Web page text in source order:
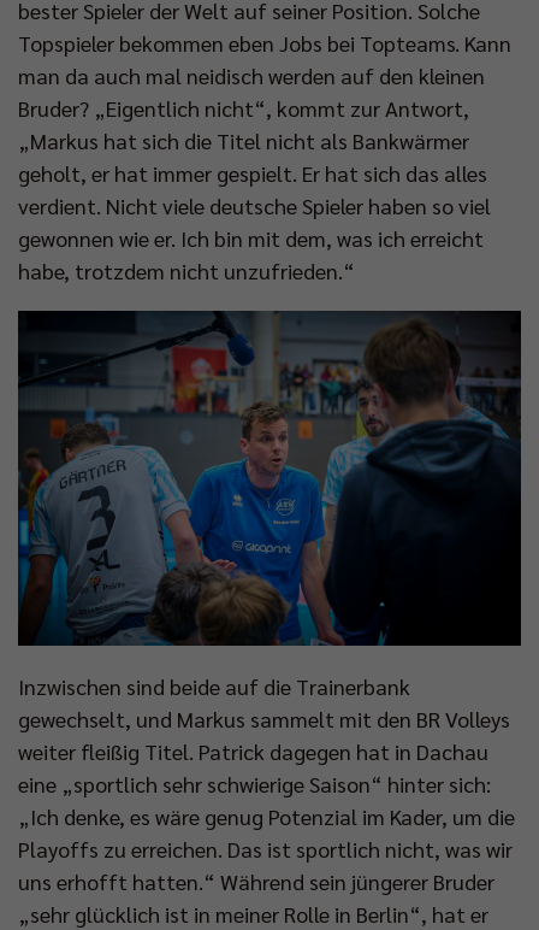
bester Spieler der Welt auf seiner Position. Solche
Topspieler bekommen eben Jobs bei Topteams. Kann
man da auch mal neidisch werden auf den kleinen
Bruder? „Eigentlich nicht“, kommt zur Antwort,
„Markus hat sich die Titel nicht als Bankwärmer
geholt, er hat immer gespielt. Er hat sich das alles
verdient. Nicht viele deutsche Spieler haben so viel
gewonnen wie er. Ich bin mit dem, was ich erreicht
habe, trotzdem nicht unzufrieden.“
Inzwischen sind beide auf die Trainerbank
gewechselt, und Markus sammelt mit den BR Volleys
weiter fleißig Titel. Patrick dagegen hat in Dachau
eine „sportlich sehr schwierige Saison“ hinter sich:
„Ich denke, es wäre genug Potenzial im Kader, um die
Playoffs zu erreichen. Das ist sportlich nicht, was wir
uns erhofft hatten.“ Während sein jüngerer Bruder
„sehr glücklich ist in meiner Rolle in Berlin“, hat er